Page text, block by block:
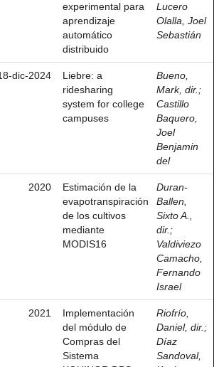
experimental para
aprendizaje
automático
distribuido
Lucero
Olalla, Joel
Sebastián
dic-2024
Liebre: a
ridesharing
system for college
campuses
Bueno,
Mark, dir. ;
Castillo
Baquero,
Joel
Benjamin
del
2020
Estimación de la
evapotranspiración
de los cultivos
mediante
MODIS16
Duran-
Ballen,
Sixto A.,
dir. ;
Valdiviezo
Camacho,
Fernando
Israel
2021
Implementación
del módulo de
Compras del
Sistema
Riofrío,
Daniel, dir. ;
Díaz
Sandoval,